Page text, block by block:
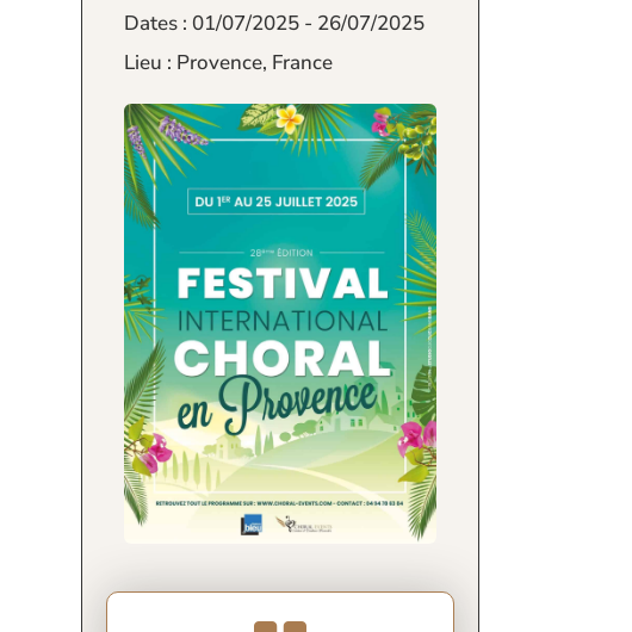
Dates : 01/07/2025 - 26/07/2025
Lieu : Provence, France